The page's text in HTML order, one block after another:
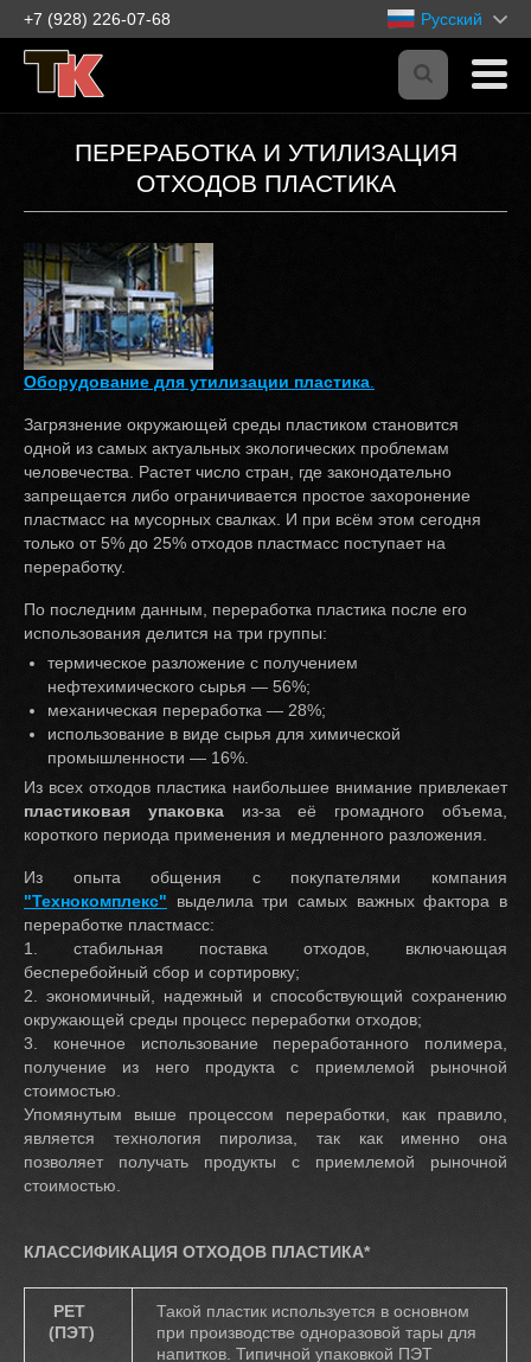
+7 (928) 226-07-68 Русский
ПЕРЕРАБОТКА И УТИЛИЗАЦИЯ
ОТХОДОВ ПЛАСТИКА
Оборудование для утилизации пластика.
Загрязнение окружающей среды пластиком становится
одной из самых актуальных экологических проблемам
человечества. Растет число стран, где законодательно
запрещается либо ограничивается простое захоронение
пластмасс на мусорных свалках. И при всём этом сегодня
только от 5% до 25% отходов пластмасс поступает на
переработку.
По последним данным, переработка пластика после его
использования делится на три группы:
термическое разложение с получением
нефтехимического сырья — 56%;
механическая переработка — 28%;
использование в виде сырья для химической
промышленности — 16%.
Из всех отходов пластика наибольшее внимание привлекает
пластиковая упаковкаиз-за её громадного объема,
короткого периода применения и медленного разложения.
Из опыта общения с покупателями компания
"Технокомплекс" выделила три самых важных фактора в
переработке пластмасс:
1. стабильная поставка отходов, включающая
бесперебойный сбор и сортировку;
2. экономичный, надежный и способствующий сохранению
окружающей среды процесс переработки отходов;
3. конечное использование переработанного полимера,
получение из него продукта с приемлемой рыночной
стоимостью.
Упомянутым выше процессом переработки, как правило,
является технология пиролиза, так как именно она
позволяет получать продукты с приемлемой рыночной
стоимостью.
КЛАССИФИКАЦИЯ ОТХОДОВ ПЛАСТИКА*
PET
(ПЭТ)
Такой пластик используется в основном
при производстве одноразовой тары для
напитков. Типичной упаковкой ПЭТ